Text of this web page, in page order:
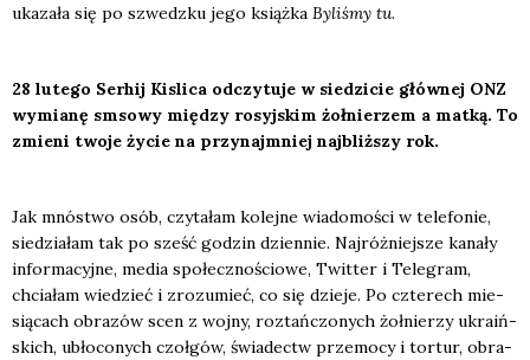
uka­za­ła się po szwedz­ku jego książ­ka Byli­śmy tu.
28 lute­go Ser­hij Kisli­ca odczy­tu­je w sie­dzi­cie głów­nej ONZ
wymia­nę smso­wy mię­dzy rosyj­skim żoł­nie­rzem a mat­ką. To
zmie­ni two­je życie na przy­naj­mniej naj­bliż­szy rok.
Jak mnó­stwo osób, czy­ta­łam kolej­ne wia­do­mo­ści w tele­fo­nie,
sie­dzia­łam tak po sześć godzin dzien­nie. Naj­róż­niej­sze kana­ły
infor­ma­cyj­ne, media spo­łecz­no­ścio­we, Twit­ter i Tele­gram,
chcia­łam wie­dzieć i zro­zu­mieć, co się dzie­je. Po czte­rech mie­
sią­cach obra­zów scen z woj­ny, roz­tań­czo­nych żoł­nie­rzy ukra­iń­
skich, ubło­co­nych czoł­gów, świa­dectw prze­mo­cy i tor­tur, obra­